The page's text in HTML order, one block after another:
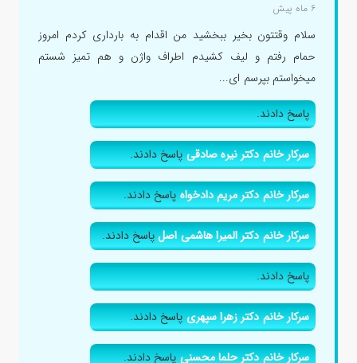
۶ ماه پیش
سلام وقتتون بخیر ببخشید من اقدام به بارداری کردم امروز
حمام رفتم و لیف کشیدم اطراف واژن و هم تمیز شستم
میخواستم بپرسم ای...
پاسخ دادند.
سرکار خانم دکتر نیره صادقیپاسخ دادند.
سرکار خانم دکتر مریم دادخواهپاسخ دادند.
سرکار خانم دکتر المیرا هاشمی اصلپاسخ دادند.
پاسخ دادند.
سرکار خانم دکتر زهرا سپهریپاسخ دادند.
سرکار خانم دکتر حلما محسنیپاسخ دادند.